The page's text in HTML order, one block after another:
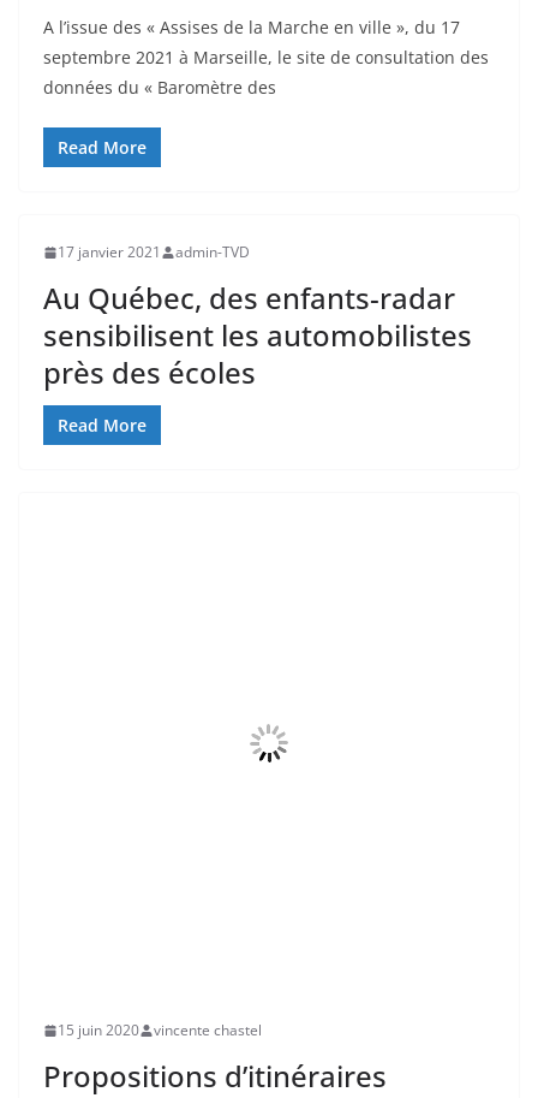
A l’issue des « Assises de la Marche en ville », du 17
septembre 2021 à Marseille, le site de consultation des
données du « Baromètre des
Read More
17 janvier 2021 admin-TVD
Au Québec, des enfants-radar
sensibilisent les automobilistes
près des écoles
Read More
15 juin 2020 vincente chastel
Propositions d’itinéraires